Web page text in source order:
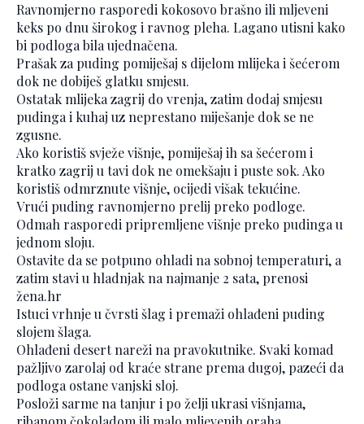
Ravnomjerno rasporedi kokosovo brašno ili mljeveni
keks po dnu širokog i ravnog pleha. Lagano utisni kako
bi podloga bila ujednačena.
Prašak za puding pomiješaj s dijelom mlijeka i šećerom
dok ne dobiješ glatku smjesu.
Ostatak mlijeka zagrij do vrenja, zatim dodaj smjesu
pudinga i kuhaj uz neprestano miješanje dok se ne
zgusne.
Ako koristiš svježe višnje, pomiješaj ih sa šećerom i
kratko zagrij u tavi dok ne omekšaju i puste sok. Ako
koristiš odmrznute višnje, ocijedi višak tekućine.
Vrući puding ravnomjerno prelij preko podloge.
Odmah rasporedi pripremljene višnje preko pudinga u
jednom sloju.
Ostavite da se potpuno ohladi na sobnoj temperaturi, a
zatim stavi u hladnjak na najmanje 2 sata, prenosi
žena.hr
Istuci vrhnje u čvrsti šlag i premaži ohlađeni puding
slojem šlaga.
Ohlađeni desert nareži na pravokutnike. Svaki komad
pažljivo zarolaj od kraće strane prema dugoj, pazeći da
podloga ostane vanjski sloj.
Posloži sarme na tanjur i po želji ukrasi višnjama,